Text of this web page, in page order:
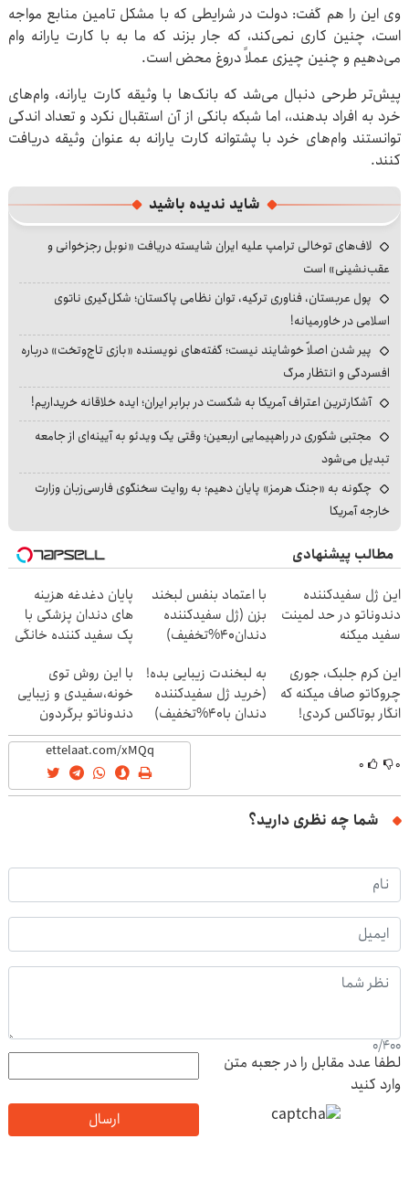
وی این را هم گفت: دولت در شرایطی که با مشکل تامین منابع مواجه
است، چنین کاری نمی‌کند، که جار بزند که ما به با کارت یارانه وام
می‌دهیم و چنین چیزی عملاً دروغ محض است.
پیش‌تر طرحی دنبال می‌شد که بانک‌ها با وثیقه کارت یارانه، وام‌های
خرد به افراد بدهند،، اما شبکه بانکی از آن استقبال نکرد و تعداد اندکی
توانستند وام‌های خرد با پشتوانه کارت یارانه به عنوان وثیقه دریافت
کنند.
شاید ندیده باشید
لاف‌های توخالی ترامپ علیه ایران شایسته دریافت «نوبل رجزخوانی و
عقب‌نشینی» است
پول عربستان، فناوری ترکیه، توان نظامی پاکستان؛ شکل‌گیری ناتوی
اسلامی در خاورمیانه!
پیر شدن اصلاً خوشایند نیست؛ گفته‌های نویسنده «بازی تاج‌وتخت» درباره
افسردگی و انتظار مرگ
آشکارترین اعتراف آمریکا به شکست در برابر ایران؛ ایده خلاقانه خریداریم!
مجتبی شکوری در راهپیمایی اربعین؛ وقتی یک ویدئو به آیینه‌ای از جامعه
تبدیل می‌شود
چگونه به «جنگ هرمز» پایان دهیم؛ به روایت سخنگوی فارسی‌زبان وزارت
خارجه آمریکا
مطالب پیشنهادی
این ژل سفیدکننده
دندوناتو در حد لمینت
سفید میکنه
با اعتماد بنفس لبخند
بزن (ژل سفیدکننده
دندان40%تخفیف)
پایان دغدغه هزینه
های دندان پزشکی با
پک سفید کننده خانگی
این کرم جلبک، جوری
چروکاتو صاف میکنه که
انگار بوتاکس کردی!
(تخفیف ویژه)
به لبخندت زیبایی بده!
(خرید ژل سفیدکننده
دندان با40%تخفیف)
با این روش توی
خونه،سفیدی و زیبایی
دندوناتو برگردون
(40%off)
۰ ۰
شما چه نظری دارید؟
0/400
لطفا عدد مقابل را در جعبه متن
وارد کنید
ارسال